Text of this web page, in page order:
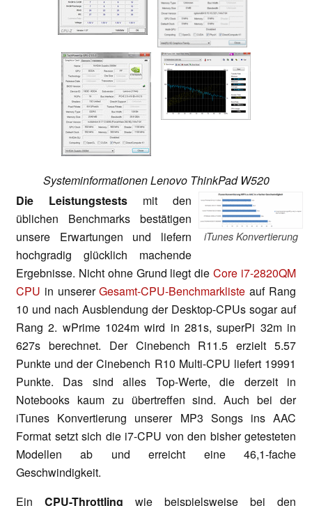
Systeminformationen Lenovo ThinkPad W520
iTunes Konvertierung
Die Leistungstests mit den
üblichen Benchmarks bestätigen
unsere Erwartungen und liefern
hochgradig glücklich machende
Ergebnisse. Nicht ohne Grund liegt dieCore i7-2820QM
CPU in unsererGesamt-CPU-Benchmarkliste auf Rang
10 und nach Ausblendung der Desktop-CPUs sogar auf
Rang 2. wPrime 1024m wird in 281s, superPi 32m in
627s berechnet. Der Cinebench R11.5 erzielt 5.57
Punkte und der Cinebench R10 Multi-CPU liefert 19991
Punkte. Das sind alles Top-Werte, die derzeit in
Notebooks kaum zu übertreffen sind. Auch bei der
iTunes Konvertierung unserer MP3 Songs ins AAC
Format setzt sich die i7-CPU von den bisher getesteten
Modellen ab und erreicht eine 46,1-fache
Geschwindigkeit.
Ein CPU-Throttling wie beispielsweise bei den